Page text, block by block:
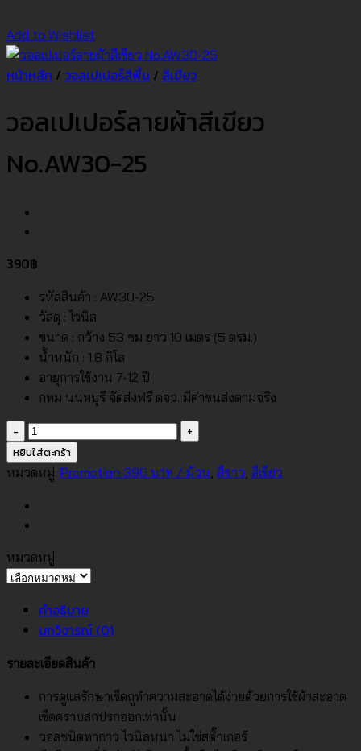
Add to Wishlist
หน้าหลัก / วอลเปเปอร์สีพื้น / สีเขียว
วอลเปเปอร์ลายผ้าสีเขียว
No.AW30-25
390฿
รหัสสินค้า : AW30-25
วัสดุ : ไวนิล
ขนาด : กว้าง 53 ซม ยาว 10 เมตร (5 ตรม.)
น้ำหนัก : 1.8 กิโล
อายุการใช้งาน 7-12 ปี
กทม นนทบุรี จัดส่งฟรี ตจว. มีค่าขนส่งตามจริง
จำนวน
วอลเปเปอร์
ลาย
สี
เขียว
No.AW30-
25
หยิบใส่ตะกร้า
หมวดหมู่: Promotion 390 บาท / ม้วน สีขาว สีเขียว
หมวดหมู่
หมวด
คำอธิบาย
บทวิจารณ์ (0)
รายละเอียดสินค้า
การดูแลรักษาเช็ดถูทำความสะอาดได้ง่ายด้วยการใช้ผ้าสะอาด
เช็ดคราบสกปรกออกเท่านั้น
วอลชนิดทากาว ไวนิลหนา ไม่ใช่สติ๊กเกอร์